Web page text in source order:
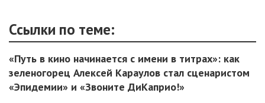
Ссылки по теме:
«Путь в кино начинается с имени в титрах»: как
зеленогорец Алексей Караулов стал сценаристом
«Эпидемии» и «Звоните ДиКаприо!»